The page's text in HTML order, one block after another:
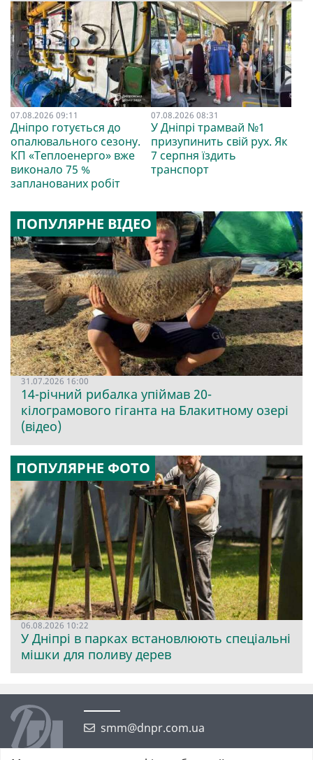
07.08.2026 09:11
Дніпро готується до
опалювального сезону.
КП «Теплоенерго» вже
виконало 75 %
запланованих робіт
07.08.2026 08:31
У Дніпрі трамвай №1
призупинить свій рух. Як
7 серпня їздить
транспорт
ПОПУЛЯРНЕ ВІДЕО
31.07.2026 16:00
14-річний рибалка упіймав 20-
кілограмового гіганта на Блакитному озері
(відео)
ПОПУЛЯРНЕ ФОТО
06.08.2026 10:22
У Дніпрі в парках встановлюють спеціальні
мішки для поливу дерев
smm@dnpr.com.ua